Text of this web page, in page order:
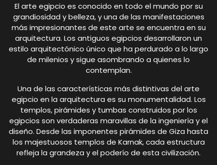
El arte egipcio es conocido en todo el mundo por su
grandiosidad y belleza, y una de las manifestaciones
más impresionantes de este arte se encuentra en su
arquitectura. Los antiguos egipcios desarrollaron un
estilo arquitectónico único que ha perdurado a lo largo
de milenios y sigue asombrando a quienes lo
contemplan.
Una de las características más distintivas del arte
egipcio en la arquitectura es su monumentalidad. Los
templos, pirámides y tumbas construidos por los
egipcios son verdaderas maravillas de la ingeniería y el
diseño. Desde las imponentes pirámides de Giza hasta
los majestuosos templos de Karnak, cada estructura
refleja la grandeza y el poderío de esta civilización.